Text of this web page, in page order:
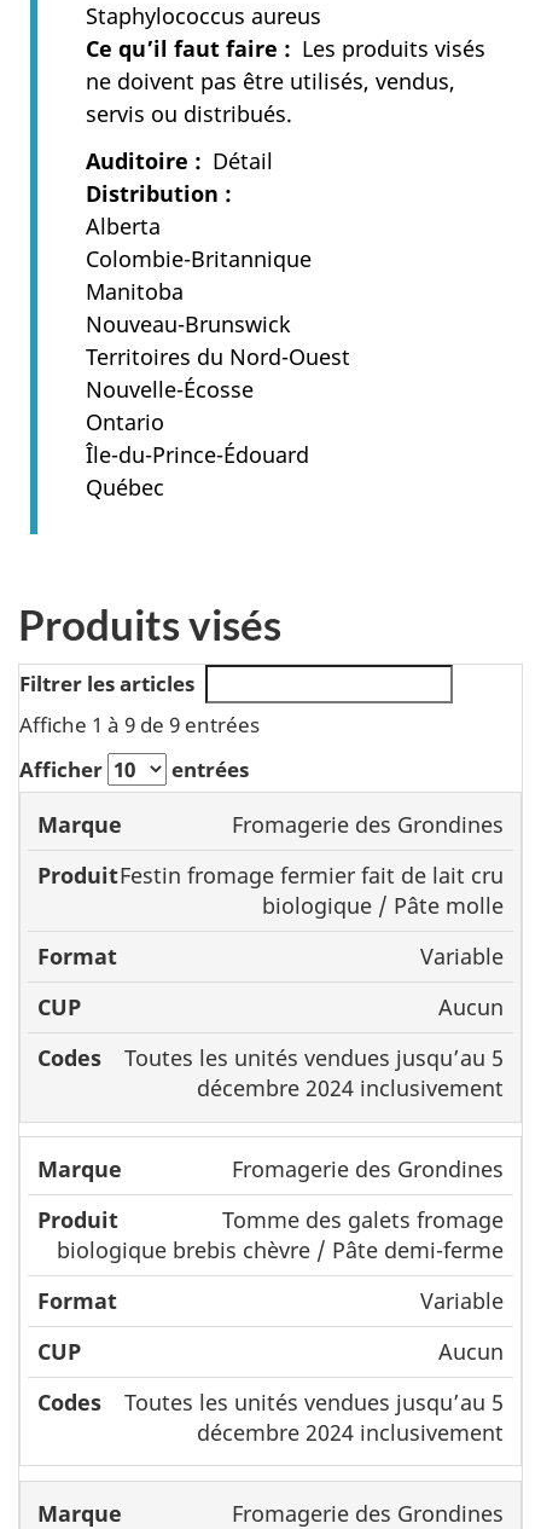
Staphylococcus aureus
Ce qu’il faut faire
Les produits visés
ne doivent pas être utilisés, vendus,
servis ou distribués.
Auditoire
Détail
Distribution
Alberta
Colombie-Britannique
Manitoba
Nouveau-Brunswick
Territoires du Nord-Ouest
Nouvelle-Écosse
Ontario
Île-du-Prince-Édouard
Québec
Produits visés
Filtrer les articles
Affiche 1 à 9 de 9 entrées
Afficher
entrées
Marque Produit Format
Fromagerie des Grondines
Festin fromage fermier fait de lait cru
biologique / Pâte molle
Variable
Aucun
Toutes les unités vendues jusqu’au 5
décembre 2024 inclusivement
Fromagerie des Grondines
Tomme des galets fromage
biologique brebis chèvre / Pâte demi-ferme
Variable
Aucun
Toutes les unités vendues jusqu’au 5
décembre 2024 inclusivement
Fromagerie des Grondines